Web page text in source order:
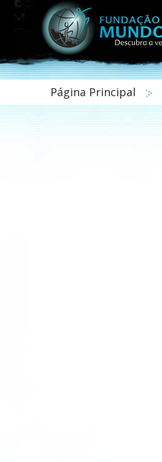
Página Principal